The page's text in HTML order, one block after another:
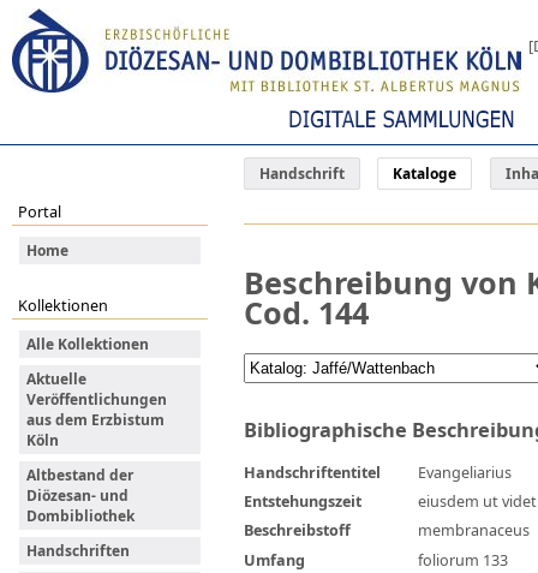
Handschrift Kataloge
Portal
Home
Kollektionen
Alle Kollektionen
Aktuelle
Veröffentlichungen
aus dem Erzbistum
Köln
Altbestand der
Diözesan- und
Dombibliothek
Handschriften
Beschreibung von
Cod. 144
Bibliographische
Handschriftentitel
Evangeliarius
Entstehungszeit
eiusdem ut
Beschreibstoff
membranaceus
Umfang
foliorum 133